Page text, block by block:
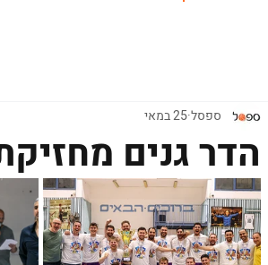
הדר גנים
ספסל 25 במאי